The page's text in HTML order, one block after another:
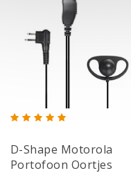
D-Shape Motorola
Portofoon Oortjes